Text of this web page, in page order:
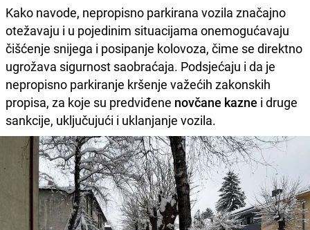
Kako navode, nepropisno parkirana vozila značajno
otežavaju i u pojedinim situacijama onemogućavaju
čišćenje snijega i posipanje kolovoza, čime se direktno
ugrožava sigurnost saobraćaja. Podsjećaju i da je
nepropisno parkiranje kršenje važećih zakonskih
propisa, za koje su predviđene novčane kazne i druge
sankcije, uključujući i uklanjanje vozila.